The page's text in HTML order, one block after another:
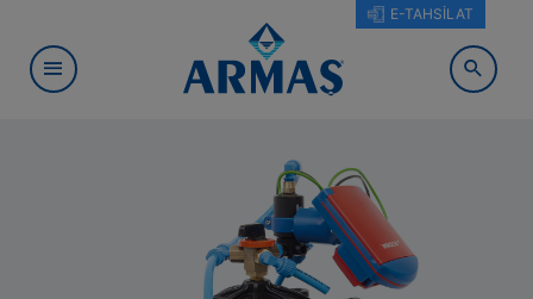
E-TAHSİLAT